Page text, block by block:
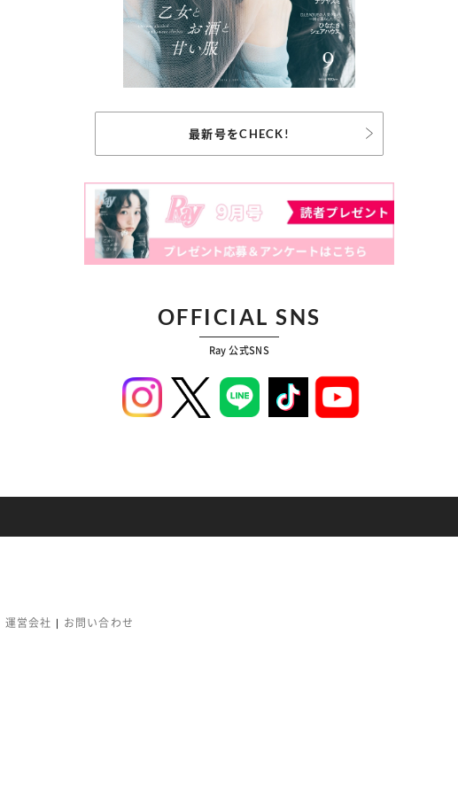
最新号をCHECK!
OFFICIAL SNS
Ray 公式SNS
運営会社
お問い合わせ